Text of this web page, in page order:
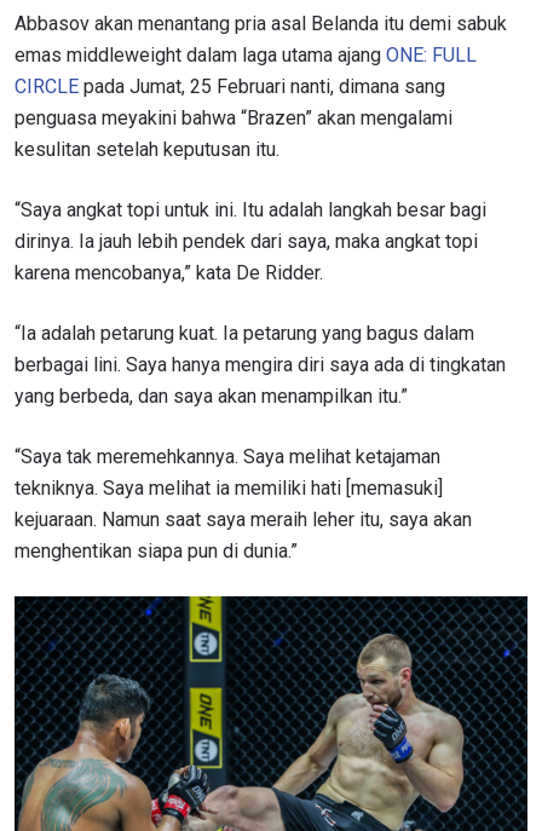
Abbasov akan menantang pria asal Belanda itu demi sabuk
emas middleweight dalam laga utama ajang ONE: FULL
CIRCLE pada Jumat, 25 Februari nanti, dimana sang
penguasa meyakini bahwa “Brazen” akan mengalami
kesulitan setelah keputusan itu.
“Saya angkat topi untuk ini. Itu adalah langkah besar bagi
dirinya. Ia jauh lebih pendek dari saya, maka angkat topi
karena mencobanya,” kata De Ridder.
“Ia adalah petarung kuat. Ia petarung yang bagus dalam
berbagai lini. Saya hanya mengira diri saya ada di tingkatan
yang berbeda, dan saya akan menampilkan itu.”
“Saya tak meremehkannya. Saya melihat ketajaman
tekniknya. Saya melihat ia memiliki hati [memasuki]
kejuaraan. Namun saat saya meraih leher itu, saya akan
menghentikan siapa pun di dunia.”